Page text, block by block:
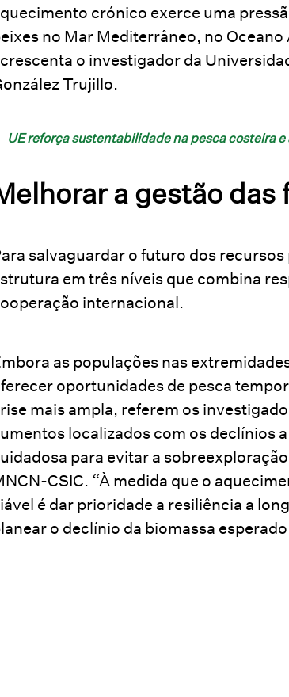
crónico exerce uma
no Mar Mediterrâneo, no
o investigador da
Trujillo.
UE reforça sustentabilidade na pesca costeira
a gestão
salvaguardar o futuro dos
em três níveis que combina
internacional.
as populações nas
oportunidades de pesca
mais ampla, referem os
localizados com os declínios
para evitar a
CSIC. “À medida que o
é dar prioridade a resiliência a
o declínio da biomassa